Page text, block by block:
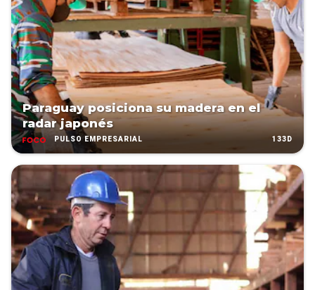
Paraguay posiciona su madera en el
radar japonés
PULSO EMPRESARIAL 133D